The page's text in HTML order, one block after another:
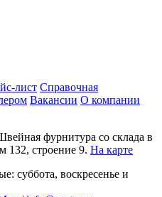
лист Справочная
Вакансии О компании
фурнитура со склада в
132, строение 9. На карте
суббота, воскресенье и